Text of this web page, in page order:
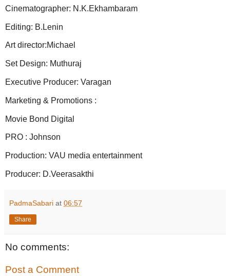
Cinematographer: N.K.Ekhambaram
Editing: B.Lenin
Art director:Michael
Set Design: Muthuraj
Executive Producer: Varagan
Marketing & Promotions :
Movie Bond Digital
PRO : Johnson
Production: VAU media entertainment
Producer: D.Veerasakthi
PadmaSabari at 06:57
Share
No comments:
Post a Comment